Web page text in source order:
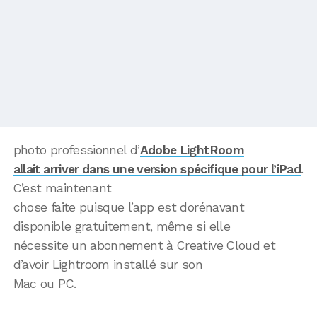
photo professionnel d’Adobe LightRoom
allait arriver dans une version spécifique pour l’iPad.
C’est maintenant
chose faite puisque l’app est dorénavant
disponible gratuitement, même si elle
nécessite un abonnement à Creative Cloud et
d’avoir Lightroom installé sur son
Mac ou PC.